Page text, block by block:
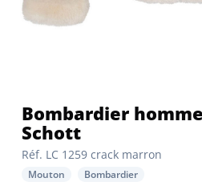
Réf. LC 1259 crack marron
Bombardier homme marron
Schott
Mouton Bombardier